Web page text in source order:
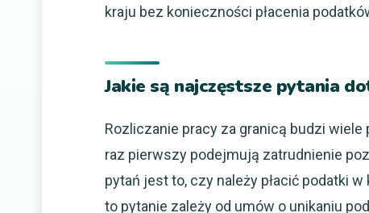
kraju bez konieczności płacenia
Jakie są najczęstsze pytania
Rozliczanie pracy za granicą budzi
raz pierwszy podejmują zatrudnienie
pytań jest to, czy należy płacić podatki
to pytanie zależy od umów o unikaniu